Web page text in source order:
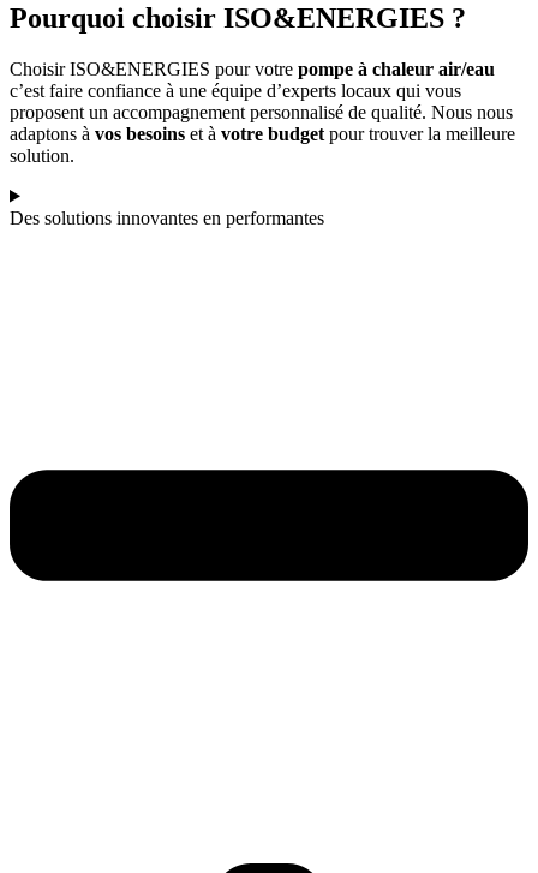
Pourquoi choisir ISO&ENERGIES ?
Choisir ISO&ENERGIES pour votre pompe à chaleur air/eau
c’est faire confiance à une équipe d’experts locaux qui vous
proposent un accompagnement personnalisé de qualité. Nous nous
adaptons à vos besoins et à votre budget pour trouver la meilleure
solution.
Des solutions innovantes en performantes